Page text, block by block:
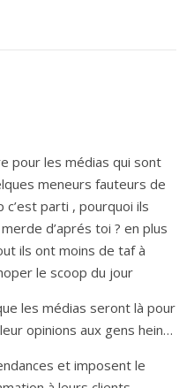
pour les médias qui sont
meneurs fauteurs de
parti , pourquoi ils
d’aprés toi ? en plus
ils ont moins de taf à
le scoop du jour
les médias seront là pour
opinions aux gens hein…
et imposent le